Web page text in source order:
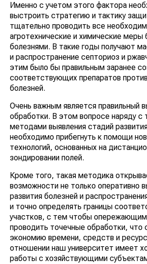
Именно с учетом этого фактора
выстроить стратегию и тактику
тщательно проводить все
агротехнические и химические меры
болезнями. В такие годы получают
и распространение септориоз и
этим было бы правильным заранее
соответствую­щих препаратов
болезней.
Очень важным является правильный
обработки. В этом вопросе наряду с
методами выявления стадий
необходимо прибегнуть к помощи
технологий, основанных на
зондировании полей.
Кроме того, такая методика
возможнос­ти не только оперативно
развития болезней и
и точно определять границы
участков, с тем чтобы
проводить точечные обработки, что
экономию времени, средств и
отношении наш университет имеет
работы с хозяйствующими